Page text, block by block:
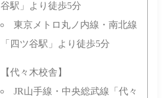
谷駅」より徒歩5分
東京メトロ丸ノ内線・南北線
「四ツ谷駅」より徒歩5分
【代々木校舎】
JR山手線・中央総武線「代々